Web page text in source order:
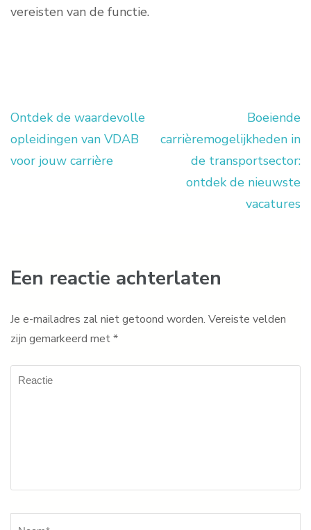
vereisten van de functie.
Berichtnavigatie
Ontdek de waardevolle
opleidingen van VDAB
voor jouw carrière
Boeiende
carrièremogelijkheden in
de transportsector:
ontdek de nieuwste
vacatures
Een reactie achterlaten
Je e-mailadres zal niet getoond worden. Vereiste velden
zijn gemarkeerd met*
Reactie